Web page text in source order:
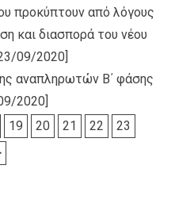
προκύπτουν από λόγους
και διασπορά του νέου
09/2020]
αναπληρωτών Β΄ φάσης
2020]
19 20 21 22
23